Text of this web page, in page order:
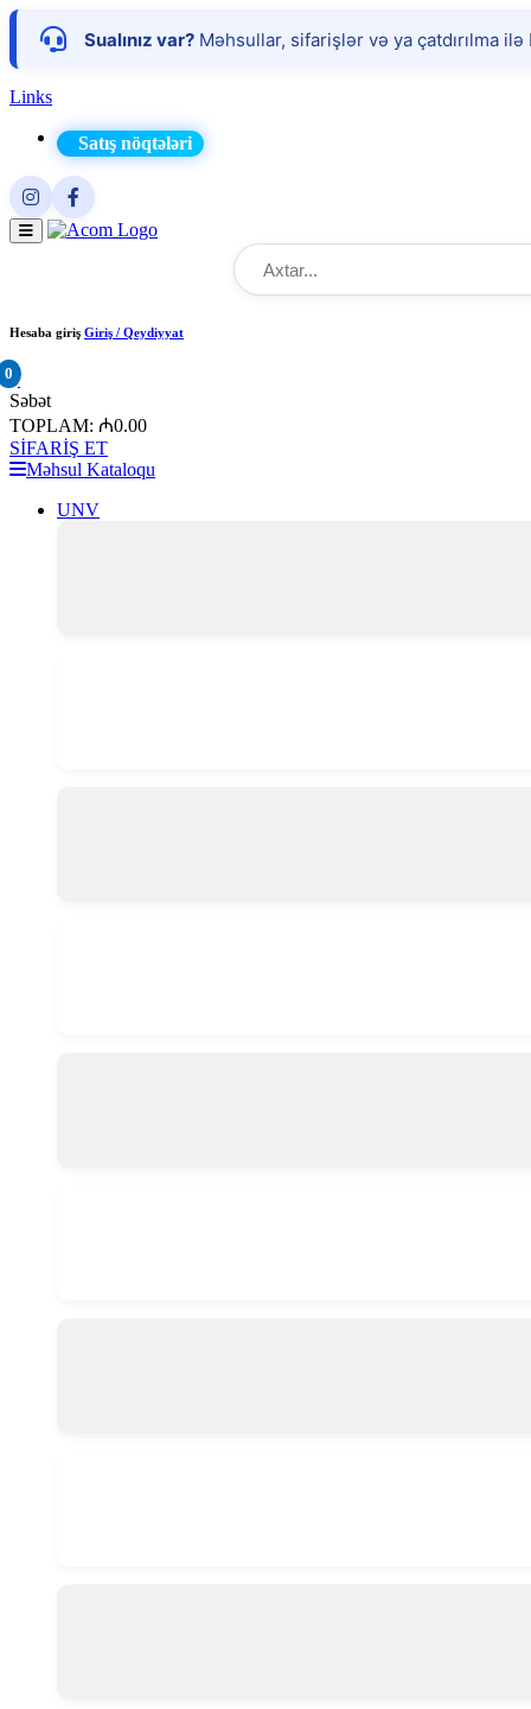
Sualınız var? Məhsullar, sifarişlər və ya çatdırılma
Links
Satış nöqtələri
Hesaba giriş Giriş / Qeydiyyat
0×
Səbət
TOPLAM: ₼0.00
SİFARİŞ ET
Məhsul Kataloqu
UNV